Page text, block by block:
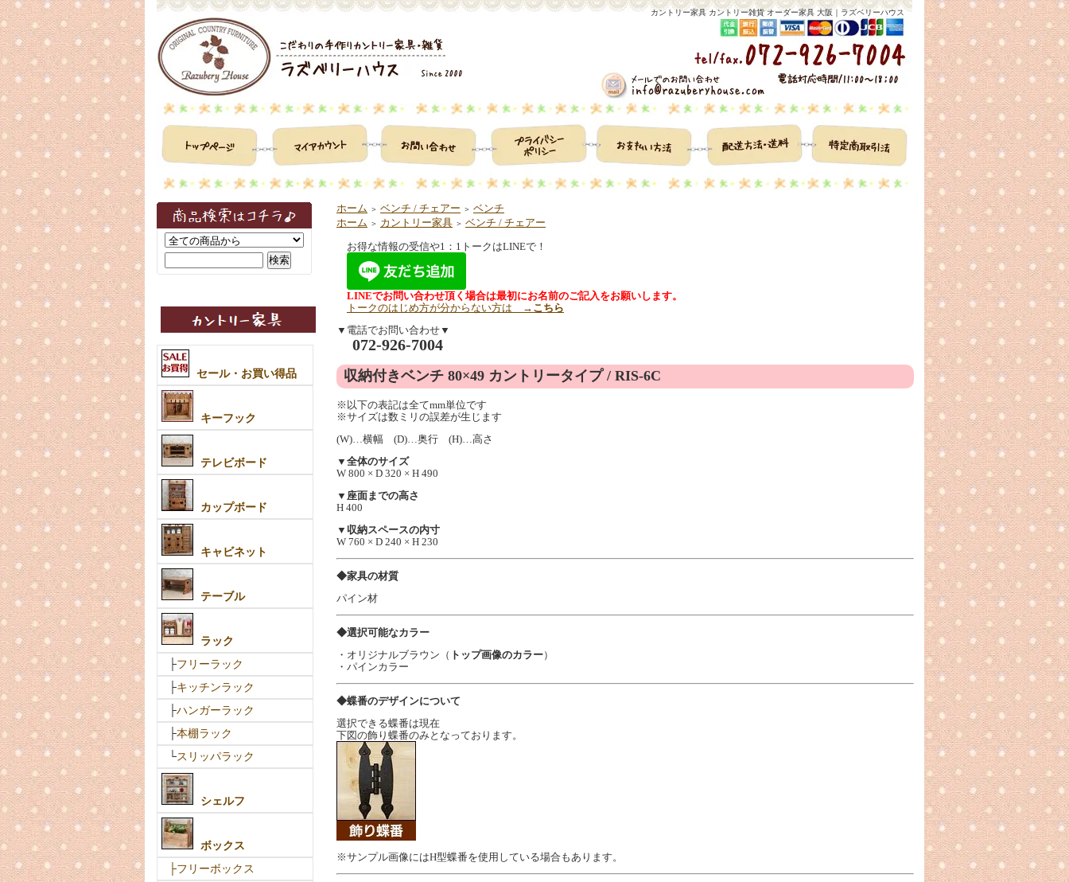
カントリー家具 カントリー雑貨 オーダー家具 大阪｜ラズベリーハウス
セール・お買い得品
キーフック
テレビボード
カップボード
キャビネット
テーブル
ラック
├フリーラック
├キッチンラック
├ハンガーラック
├本棚ラック
└スリッパラック
シェルフ
ボックス
├フリーボックス
ホーム ＞ ベンチ / チェアー ＞ ベンチ
ホーム ＞ カントリー家具 ＞ ベンチ / チェアー
お得な情報の受信や1：1トークはLINEで！
LINEでお問い合わせ頂く場合は最初にお名前のご記入をお願いします。
トークのはじめ方が分からない方は → こちら
▼電話でお問い合わせ▼
072-926-7004
収納付きベンチ 80×49 カントリータイプ / RIS-6C
※以下の表記は全てmm単位です
※サイズは数ミリの誤差が生じます
(W)…横幅 (D)…奥行 (H)…高さ
▼全体のサイズ
W 800 × D 320 × H 490
▼座面までの高さ
H 400
▼収納スペースの内寸
W 760 × D 240 × H 230
◆家具の材質
パイン材
◆選択可能なカラー
・オリジナルブラウン（ トップ画像のカラー）
・パインカラー
◆蝶番のデザインについて
選択できる蝶番は現在
下図の飾り蝶番のみとなっております。
※サンプル画像にはH型蝶番を使用している場合もあります。